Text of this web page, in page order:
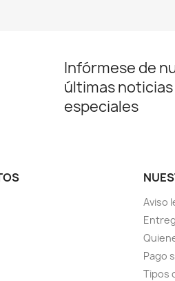
Infórmese de
últimas
especiales
Aviso
Pago
Tipos